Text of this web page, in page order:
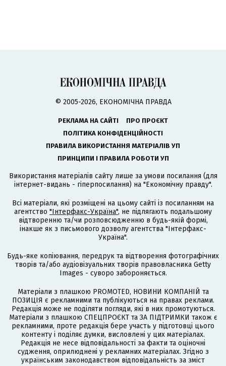
© 2005-2026, ЕКОНОМІЧНА ПРАВДА
РЕКЛАМА НА САЙТІ
ПРО ПРОЄКТ
ПОЛІТИКА КОНФІДЕНЦІЙНОСТІ
ПРАВИЛА ВИКОРИСТАННЯ МАТЕРІАЛІВ УП
ПРИНЦИПИ І ПРАВИЛА РОБОТИ УП
Використання матеріалів сайту лише за умови посилання (для
інтернет-видань - гіперпосилання) на "Економічну правду".
Всі матеріали, які розміщені на цьому сайті із посиланням на
агентство "Інтерфакс-Україна", не підлягають подальшому
відтворенню та/чи розповсюдженню в будь-якій формі,
інакше як з письмового дозволу агентства "Інтерфакс-
Україна".
Будь-яке копіювання, передрук та відтворення фотографічних
творів та/або аудіовізуальних творів правовласника Getty
Images - суворо забороняється.
Матеріали з плашкою PROMOTED, НОВИНИ КОМПАНІЙ та
ПОЗИЦІЯ є рекламними та публікуються на правах реклами.
Редакція може не поділяти погляди, які в них промотуються.
Матеріали з плашкою СПЕЦПРОЄКТ та ЗА ПІДТРИМКИ також є
рекламними, проте редакція бере участь у підготовці цього
контенту і поділяє думки, висловлені у цих матеріалах.
Редакція не несе відповідальності за факти та оціночні
судження, оприлюднені у рекламних матеріалах. Згідно з
українським законодавством відповідальність за зміст